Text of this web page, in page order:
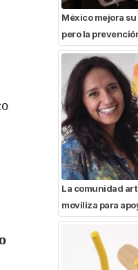
México mejora
pero la
La comunidad
moviliza para